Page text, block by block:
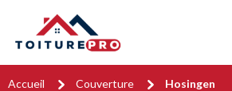
Accueil Couverture Hosingen